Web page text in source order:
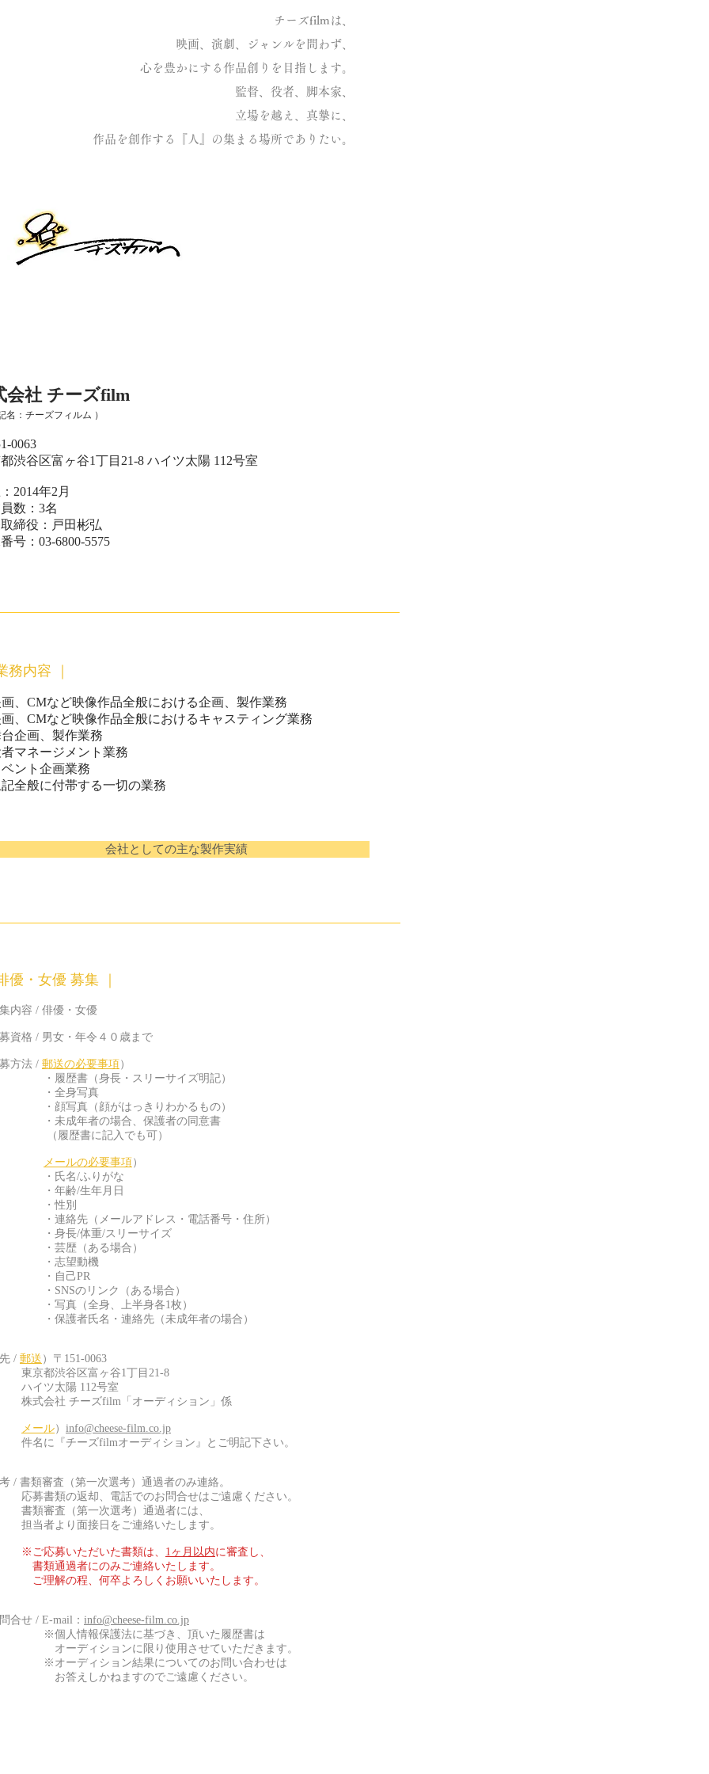
チーズfilmは、
映画、演劇、ジャンルを問わず、
心を豊かにする作品創りを目指します。
監督、役者、脚本家、
立場を越え、真摯に、
作品を創作する『人』の集まる場所でありたい。
会社 チーズfilm
名：チーズフィルム ）
0063
渋谷区富ヶ谷1丁目21-8 ハイツ太陽 112号室
2014年2月
数：3名
締役：戸田彬弘
号：03-6800-5575
務内容 ｜
画、CMなど映像作品全般における企画、製作業務
画、CMなど映像作品全般におけるキャスティング業務
台企画、製作業務
者マネージメント業務
ベント企画業務
記全般に付帯する一切の業務
会社としての主な製作実績
優・女優 募集 ｜
内容 / 俳優・女優
資格 / 男女・年令４０歳まで
方法 / 郵送の必要事項 ）
履歴書（身長・スリーサイズ明記）
全身写真
写真（顔がはっきりわかるもの）
成年者の場合、保護者の同意書
歴書に記入でも可）
メールの必要事項 ）
氏名/ふりがな
年齢/生年月日
性別
絡先（メールアドレス・電話番号・住所）
長/体重/スリーサイズ
歴（ある場合）
志望動機
自己PR
のリンク（ある場合）
真（全身、上半身各1枚）
護者氏名・連絡先（未成年者の場合）
/ 郵送 ）〒151-0063
都渋谷区富ヶ谷1丁目21-8
ツ太陽 112号室
会社 チーズfilm「オーディション」係
メール） info@cheese-film.co.jp
に『チーズfilmオーディション』とご明記下さい。
/ 書類審査（第一次選考）通過者のみ連絡。
書類の返却、電話でのお問合せはご遠慮ください。
審査（第一次選考）通過者には、
者より面接日をご連絡いたします。
※ご応募いただいた書類は、 1ヶ月以内に審査し、
通過者にのみご連絡いたします。
解の程、何卒よろしくお願いいたします。
合せ / E-mail： info@cheese-film.co.jp
人情報保護法に基づき、頂いた履歴書は
ディションに限り使用させていただきます。
ーディション結果についてのお問い合わせは
えしかねますのでご遠慮ください。